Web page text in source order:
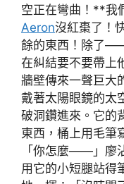
空正在彎曲！**我
Aeron沒紅棗了！
餘的東西！除了
在糾結要不要帶上
牆壁傳來一聲巨大
戴著太陽眼鏡的太
破洞鑽進來。它的
東西，桶上用毛筆
「你怎麼——」廖
用它的小短腿站得